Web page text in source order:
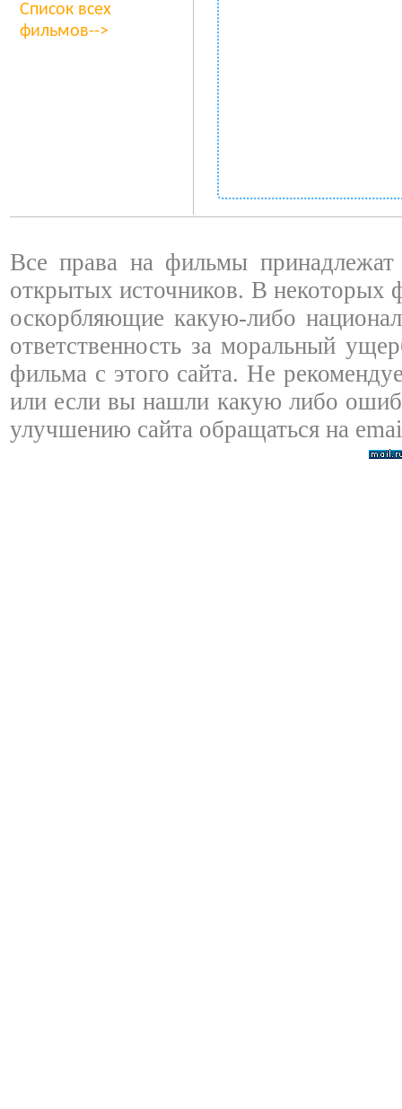
Список всех
фильмов-->
Все права на фильмы
открытых источников. В некоторых
оскорбляющие какую-либо
ответственность за моральный
фильма с этого сайта. Не
или если вы нашли какую либо
улучшению сайта обращаться на